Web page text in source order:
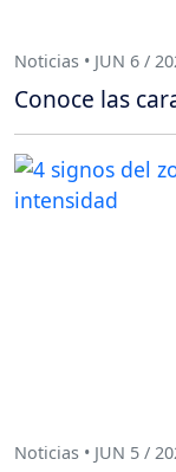
Noticias • JUN 6 /
Conoce las
Noticias • JUN 5 /